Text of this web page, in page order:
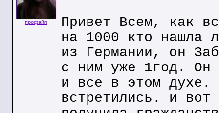
профайл
Привет Всем, как
на 1000 кто нашла
из Германии, он
с ним уже 1год. Он
и все в этом духе.
встретились. и вот